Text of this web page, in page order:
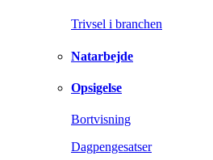
Trivsel i branchen
Natarbejde
Opsigelse
Bortvisning
Dagpengesatser